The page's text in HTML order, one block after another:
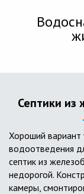
Септики из
Хороший вариант
водоотведения
септик из
недорогой.
камеры,